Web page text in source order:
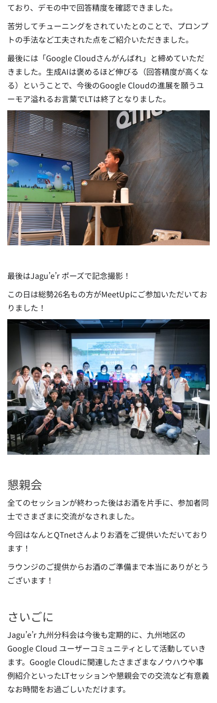
ており、デモの中で回答精度を確認できました。
苦労してチューニングをされていたとのことで、プロンプ
トの手法など工夫された点をご紹介いただきました。
最後には「Google Cloudさんがんばれ」と締めていただ
きました。生成AIは褒めるほど伸びる（回答精度が高くな
る）ということで、今後のGoogle Cloudの進展を願うユ
ーモア溢れるお言葉でLTは終了となりました。
最後はJagu’e’r ポーズで記念撮影！
この日は総勢26名もの方がMeetUpにご参加いただいてお
りました！
懇親会
全てのセッションが終わった後はお酒を片手に、参加者同
士でさまざまに交流がなされました。
今回はなんとQTnetさんよりお酒をご提供いただいており
ます！
ラウンジのご提供からお酒のご準備まで本当にありがとう
ございます！
さいごに
Jagu’e’r 九州分科会は今後も定期的に、九州地区の
Google Cloud ユーザーコミュニティとして活動していき
ます。Google Cloudに関連したさまざまなノウハウや事
例紹介といったLTセッションや懇親会での交流など有意義
なお時間をお過ごしいただけます。